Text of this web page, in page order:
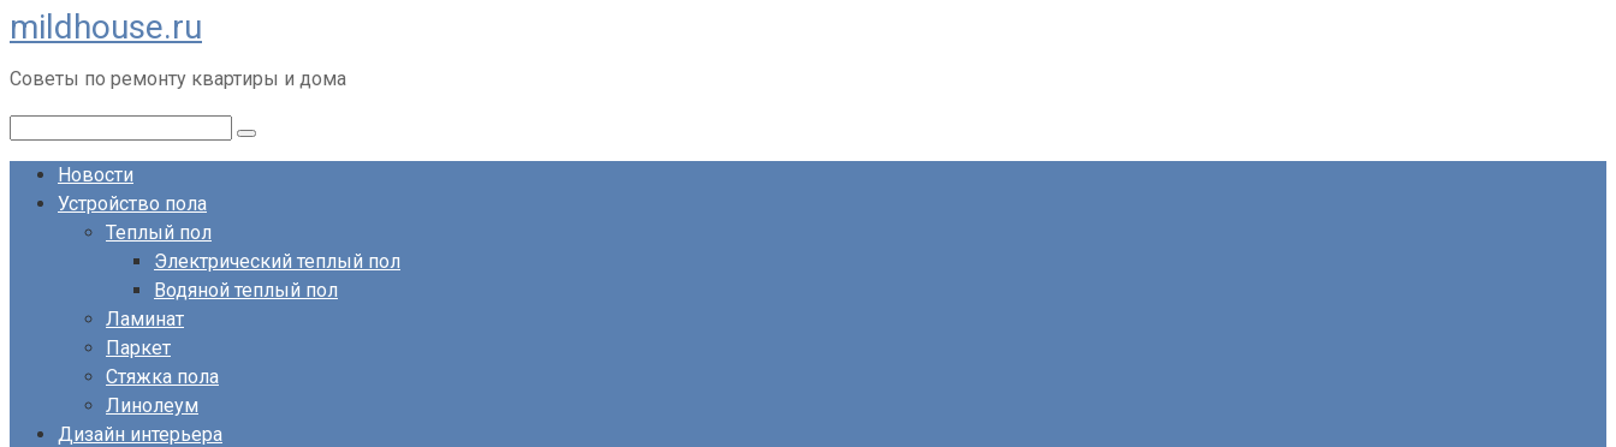
Перейти
к
контенту
mildhouse.ru
Советы по ремонту квартиры и дома
Новости
Устройство пола
Теплый пол
Электрический теплый пол
Водяной теплый пол
Ламинат
Паркет
Стяжка пола
Линолеум
Дизайн интерьера